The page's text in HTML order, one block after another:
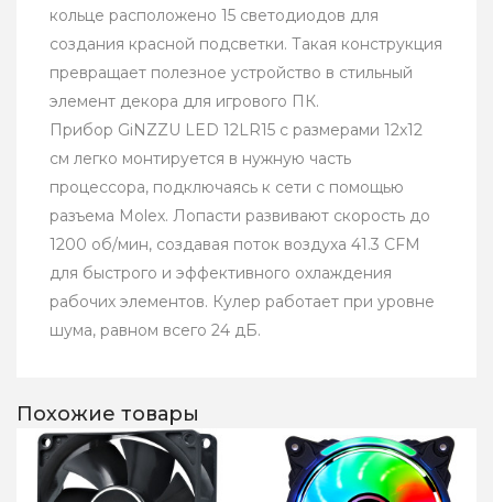
кольце расположено 15 светодиодов для
создания красной подсветки. Такая конструкция
превращает полезное устройство в стильный
элемент декора для игрового ПК.
Прибор GiNZZU LED 12LR15 с размерами 12x12
см легко монтируется в нужную часть
процессора, подключаясь к сети с помощью
разъема Molex. Лопасти развивают скорость до
1200 об/мин, создавая поток воздуха 41.3 CFM
для быстрого и эффективного охлаждения
рабочих элементов. Кулер работает при уровне
шума, равном всего 24 дБ.
Похожие товары